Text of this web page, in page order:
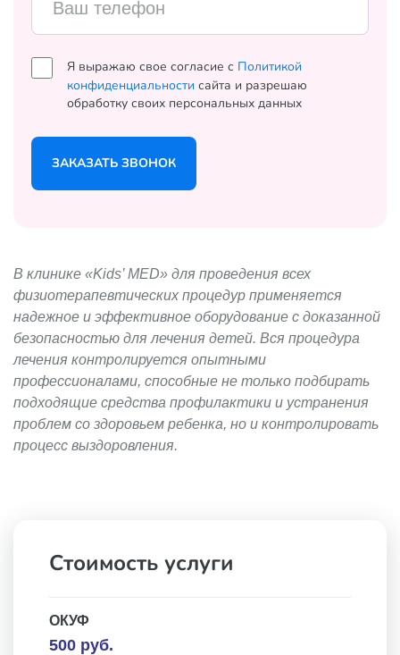
Ваш телефон
Я выражаю свое согласие с Политикой
конфиденциальности сайта и разрешаю
обработку своих персональных данных
ЗАКАЗАТЬ ЗВОНОК
В клинике «Kids’ MED» для проведения всех
физиотерапевтических процедур применяется
надежное и эффективное оборудование с доказанной
безопасностью для лечения детей. Вся процедура
лечения контролируется опытными
профессионалами, способные не только подбирать
подходящие средства профилактики и устранения
проблем со здоровьем ребенка, но и контролировать
процесс выздоровления.
Стоимость услуги
ОКУФ
500 руб.